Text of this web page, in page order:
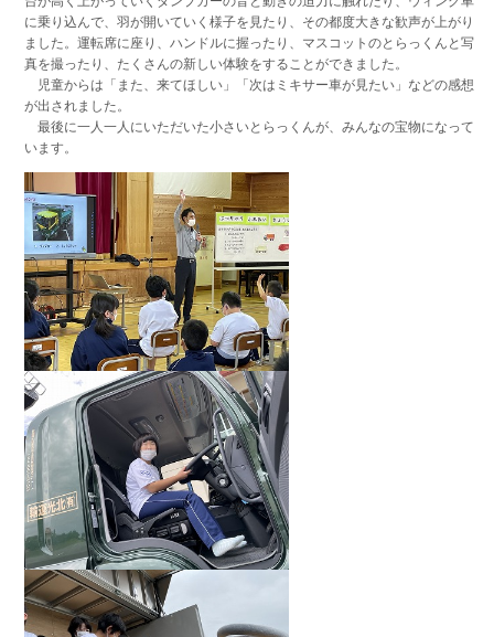
に乗り込んで、羽が開いていく様子を見たり、その都度大きな歓声が上がり
ました。運転席に座り、ハンドルに握ったり、マスコットのとらっくんと写
真を撮ったり、たくさんの新しい体験をすることができました。
児童からは「また、来てほしい」「次はミキサー車が見たい」などの感想
が出されました。
最後に一人一人にいただいた小さいとらっくんが、みんなの宝物になって
います。